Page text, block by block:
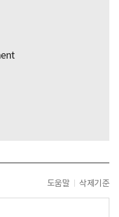
도움말 삭제기준